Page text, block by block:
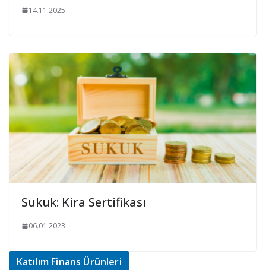
14.11.2025
Sukuk: Kira Sertifikası
06.01.2023
Katılım Finans Ürünleri